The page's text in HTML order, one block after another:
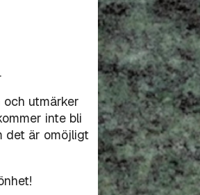
utmärker
inte bli
det är omöjligt